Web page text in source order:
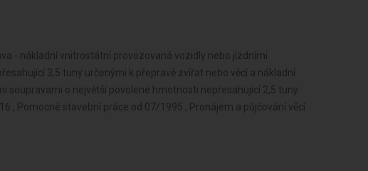
- nákladní vnitrostátní provozovaná vozidly nebo jízdními
3,5 tuny určenými k přepravě zvířat nebo věcí a nákladní
soupravami o největší povolené hmotnosti nepřesahující 2,5 tuny
, Pomocné stavební práce od 07/1995 , Pronájem a půjčování věcí